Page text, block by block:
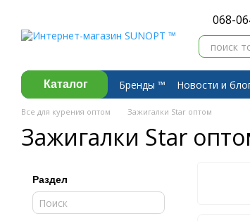
068-
Каталог Бренды ™️ Новости и
Договор публичной
Все для курения оптом Зажигалки Star оптом
Зажигалки Star
Раздел